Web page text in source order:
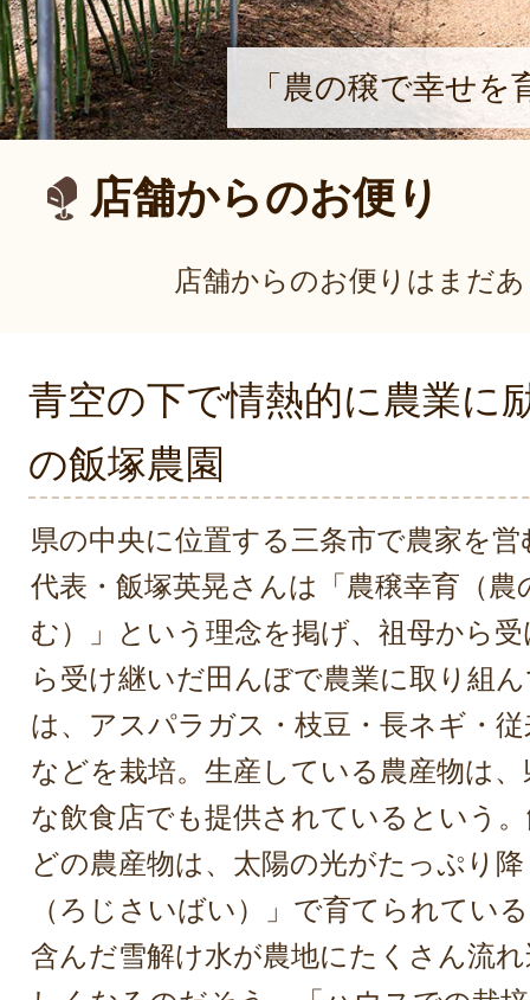
「農の穣で幸せ
店舗からのお便り
店舗からのお便りはまだ
青空の下で情熱的に農業に
の飯塚農園
県の中央に位置する三条市で農家を
代表・飯塚英晃さんは「農穣幸育（農
む）」という理念を掲げ、祖母から
ら受け継いだ田んぼで農業に取り組
は、アスパラガス・枝豆・長ネギ・
などを栽培。生産している農産物は
な飲食店でも提供されているという
どの農産物は、太陽の光がたっぷり
（ろじさいばい）」で育てられてい
含んだ雪解け水が農地にたくさん流